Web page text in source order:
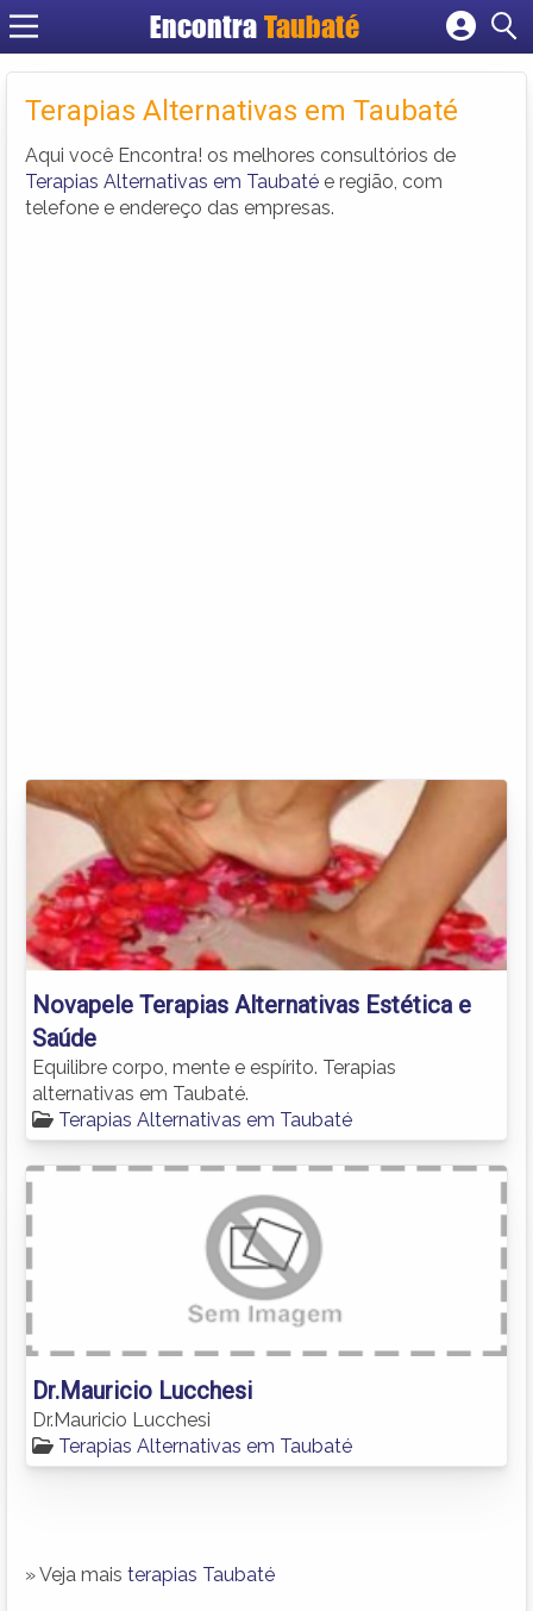
EncontraTaubaté
Cadastrar empresa
Criar conta
Terapias Alternativas em Taubaté
Aqui você Encontra! os melhores consultórios de
Terapias Alternativas em Taubaté e região, com
telefone e endereço das empresas.
Novapele Terapias Alternativas Estética e
Saúde
Equilibre corpo, mente e espírito. Terapias
alternativas em Taubaté.
Terapias Alternativas em Taubaté
Dr.Mauricio Lucchesi
Dr.Mauricio Lucchesi
Terapias Alternativas em Taubaté
» Veja mais terapias Taubaté